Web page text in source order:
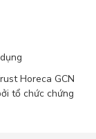
tây đỏ Đà
Hành tây
giúp
virus,
Horeca GCN
tổ chức chứng